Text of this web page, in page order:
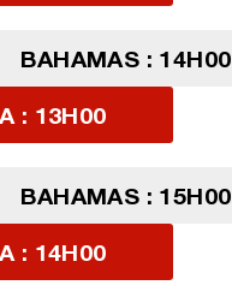
BAHAMAS : 14H00
: 13H00
BAHAMAS : 15H00
: 14H00